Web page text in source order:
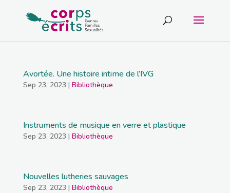
Avortée. Une histoire intime de l’IVG
Sep 23, 2023 | Bibliothèque
Instruments de musique en verre et plastique
Sep 23, 2023 | Bibliothèque
Nouvelles lutheries sauvages
Sep 23, 2023 | Bibliothèque